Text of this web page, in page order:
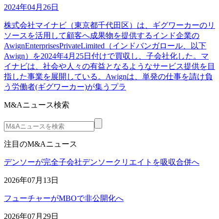
2024年04月26日
株式会社マイナビ（東京都千代田区）は、ギグワーカーのリ
ソースを活用して顧客へ成果物を提供するインド企業の
AwignEnterprisesPrivateLimited（インドバンガロール、以下
Awign）を2024年4月25日付けで買収し、子会社化した。マ
イナビは、社会や人々の有益となるようなサービス提供を目
指した事業を展開している。Awignは、単発の仕事を請け負
う労働者(ギグワーカー)が集うプラ
M&Aニュース検索
注目のM&Aニュース
デンソーが完全子会社デンソークリエイトを吸収合併へ
2026年07月13日
フューチャーがMBOで非公開化へ
2026年07月29日